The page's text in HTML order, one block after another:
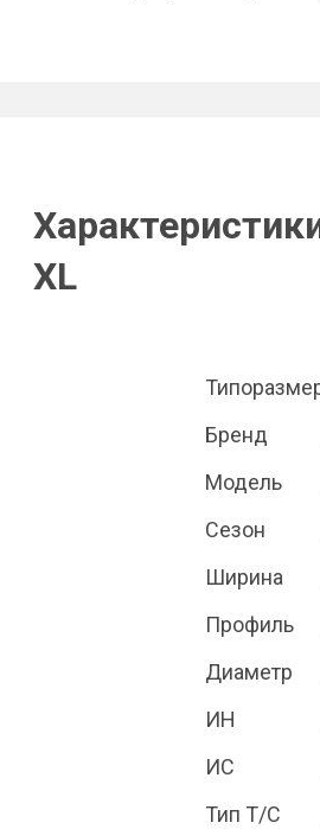
XL
Бренд
Модель
Сезон
Ширина
Профиль
Диаметр
ИН
ИС
Тип Т/С